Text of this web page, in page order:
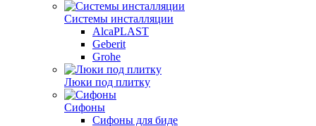
Системы инсталляции
AlcaPLAST
Geberit
Grohe
Люки под плитку
Сифоны
Сифoны для биде